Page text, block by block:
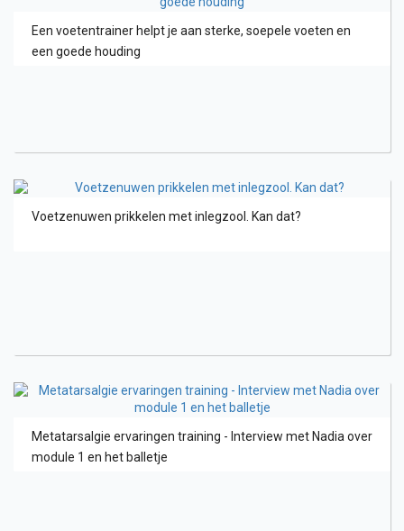
Een voetentrainer helpt je aan sterke, soepele voeten en
een goede houding
Voetzenuwen prikkelen met inlegzool. Kan dat?
Metatarsalgie ervaringen training - Interview met Nadia over
module 1 en het balletje